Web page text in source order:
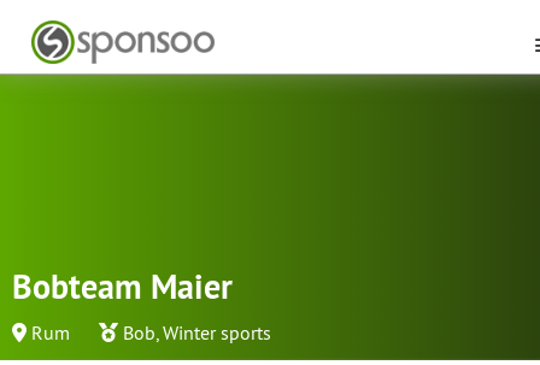
Bobteam Maier
Rum Bob,Winter sports